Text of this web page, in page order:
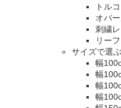
トル
オパ
刺繍
リー
サイズで選ぶ
幅
幅
幅
幅